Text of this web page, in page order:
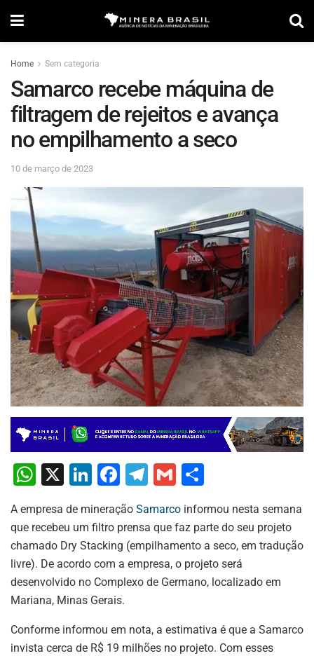
Home Sem categoria
Samarco recebe máquina de
filtragem de rejeitos e avança
no empilhamento a seco
10 de março de 2023
W
at
s
A
p
p
X
Li
k
e
dI
n
F
a
c
e
b
o
o
k
T
e
gr
a
m
G
ai
l
ar
e
A empresa de mineração Samarco informou nesta semana
que recebeu um filtro prensa que faz parte do seu projeto
chamado Dry Stacking (empilhamento a seco, em tradução
livre). De acordo com a empresa, o projeto será
desenvolvido no Complexo de Germano, localizado em
Mariana, Minas Gerais.
Conforme informou em nota, a estimativa é que a Samarco
invista cerca de R$ 19 milhões no projeto. Com esses